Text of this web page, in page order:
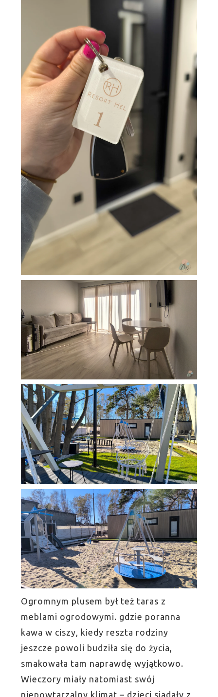
Ogromnym plusem był też taras z
meblami ogrodowymi. gdzie poranna
kawa w ciszy, kiedy reszta rodziny
jeszcze powoli budziła się do życia,
smakowała tam naprawdę wyjątkowo.
Wieczory miały natomiast swój
niepowtarzalny klimat – dzieci siadały z